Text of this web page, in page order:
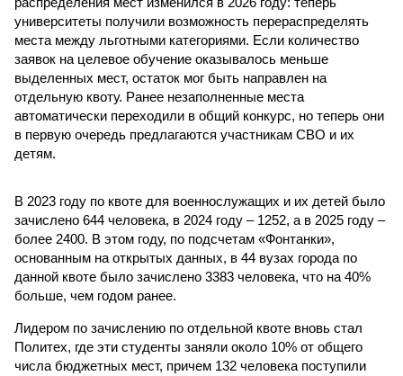
университеты получили возможность перераспределять
места между льготными категориями. Если количество
заявок на целевое обучение оказывалось меньше
выделенных мест, остаток мог быть направлен на
отдельную квоту. Ранее незаполненные места
автоматически переходили в общий конкурс, но теперь они
в первую очередь предлагаются участникам СВО и их
детям.
В 2023 году по квоте для военнослужащих и их детей было
зачислено 644 человека, в 2024 году – 1252, а в 2025 году –
более 2400. В этом году, по подсчетам «Фонтанки»,
основанным на открытых данных, в 44 вузах города по
данной квоте было зачислено 3383 человека, что на 40%
больше, чем годом ранее.
Лидером по зачислению по отдельной квоте вновь стал
Политех, где эти студенты заняли около 10% от общего
числа бюджетных мест, причем 132 человека поступили